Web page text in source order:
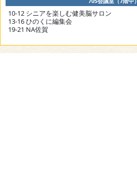
10-12 シニアを楽しむ健美脳サロン
13-16 ひのくに編集会
19-21 NA佐賀